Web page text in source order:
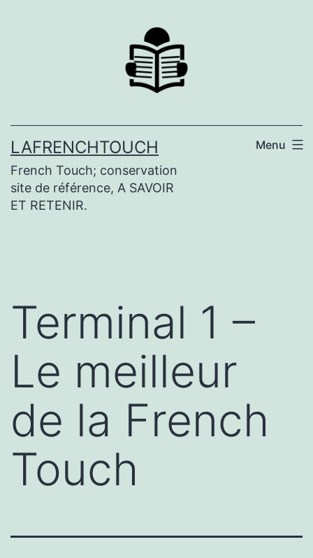
LAFRENCHTOUCH
French Touch; conservation
site de référence, A SAVOIR
ET RETENIR.
Menu
Terminal 1 –
Le meilleur
de la French
Touch